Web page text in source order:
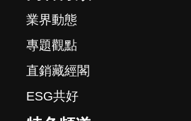
業界動態
專題觀點
直銷藏經閣
ESG共好